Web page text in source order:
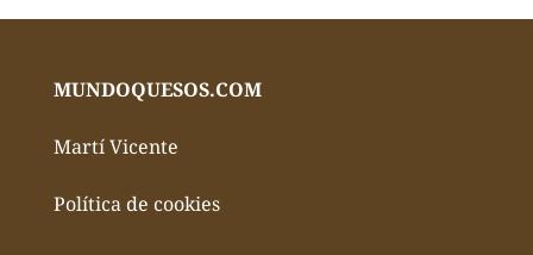
MUNDOQUESOS.COM
Martí Vicente
Política de cookies